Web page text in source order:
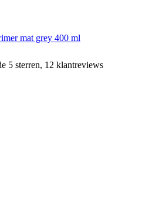
mat grey 400 ml
5 sterren, 12 klantreviews